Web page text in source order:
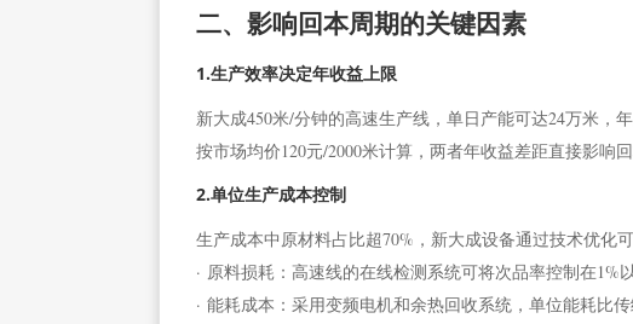
二、影响回本周期的关键因素
1.生产效率决定年收益上限
新大成450米/分钟的高速生产线，单日产能可达24万米，
按市场均价120元/2000米计算，两者年收益差距直接影响回
2.单位生产成本控制
生产成本中原材料占比超70%，新大成设备通过技术优化
· 原料损耗：高速线的在线检测系统可将次品率控制在1%
· 能耗成本：采用变频电机和余热回收系统，单位能耗比传